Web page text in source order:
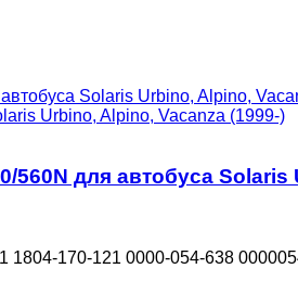
Urbino, Alpino, Vacanza (1999-)
560N для автобуса
1804-170-121 0000-054-638